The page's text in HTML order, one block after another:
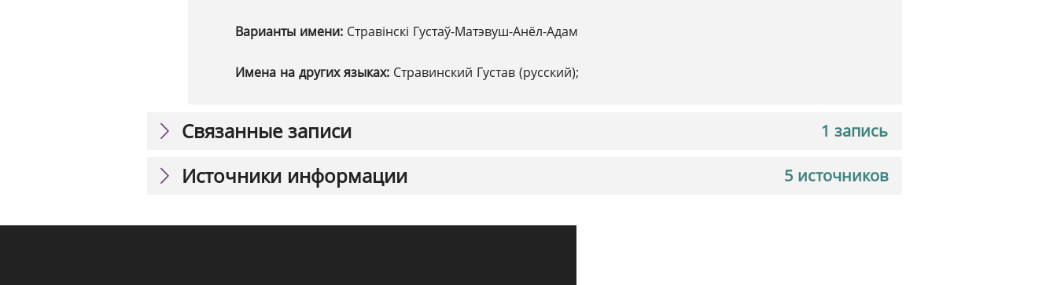
Варианты имени: Стравінскі Густаў-Матэвуш-Анёл-Адам
Имена на других языках: Стравинский Густав (русский);
1 запись
Связанные записи
5 источников
Источники информации